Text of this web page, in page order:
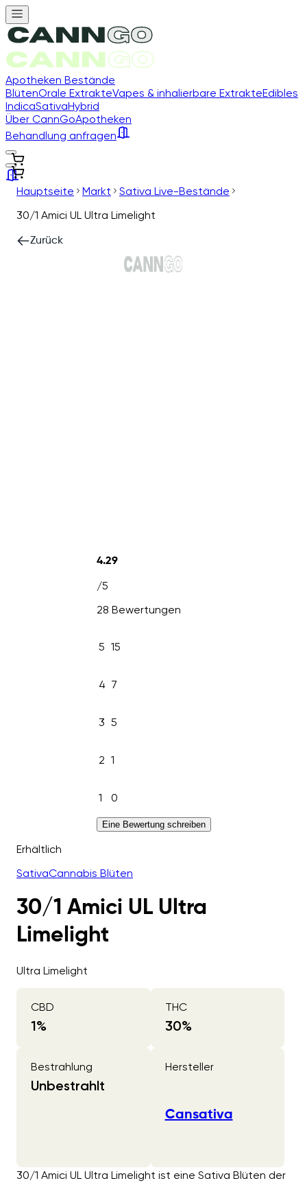
Apotheken Bestände
BlütenOrale ExtrakteVapes & inhalierbare ExtrakteEdibles
IndicaSativaHybrid
Über CannGoApotheken
Behandlung anfragen
Hauptseite Markt
Sativa Live-Bestände
30/1 Amici UL Ultra Limelight
Zurück
4.29
/5
28 Bewertungen
5 15
4 7
3 5
2 1
1 0
Eine Bewertung schreiben
Erhältlich
SativaCannabis Blüten
30/1 Amici UL Ultra
Limelight
Ultra Limelight
CBD
1%
THC
30%
Bestrahlung
Unbestrahlt
Hersteller
Cansativa
30/1 Amici UL Ultra Limelight ist eine Sativa Blüten der